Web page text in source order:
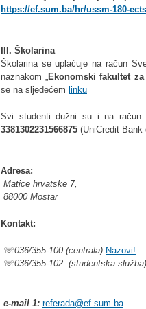
https://ef.sum.ba/hr/ussm-180-ects
III. Školarina
Školarina se uplaćuje na račun
naznakom „Ekonomski fakultet
se na sljedećem linku
Svi studenti dužni su i na račun
3381302231566875 (UniCredit Bank
Adresa:
Matice hrvatske 7,
88000 Mostar
Kontakt:
☏036/355-100 (centrala) Nazovi!
☏036/355-102 (studentska služba)
e-mail 1: referada@ef.sum.ba